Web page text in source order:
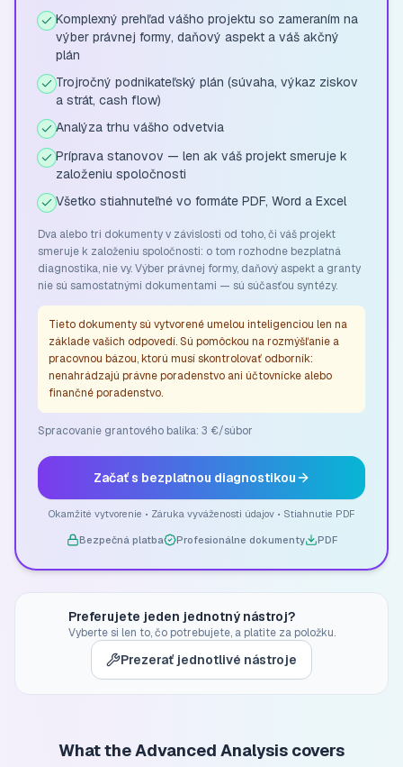
Komplexný prehľad vášho projektu so zameraním na
výber právnej formy, daňový aspekt a váš akčný
plán
Trojročný podnikateľský plán (súvaha, výkaz ziskov
a strát, cash flow)
Analýza trhu vášho odvetvia
Príprava stanovov — len ak váš projekt smeruje k
založeniu spoločnosti
Všetko stiahnuteľné vo formáte PDF, Word a Excel
Dva alebo tri dokumenty v závislosti od toho, či váš projekt
smeruje k založeniu spoločnosti: o tom rozhodne bezplatná
diagnostika, nie vy. Výber právnej formy, daňový aspekt a granty
nie sú samostatnými dokumentami — sú súčasťou syntézy.
Tieto dokumenty sú vytvorené umelou inteligenciou len na
základe vašich odpovedí. Sú pomôckou na rozmýšľanie a
pracovnou bázou, ktorú musí skontrolovať odborník:
nenahrádzajú právne poradenstvo ani účtovnícke alebo
finančné poradenstvo.
Spracovanie grantového balíka: 3 €/súbor
Začať s bezplatnou diagnostikou
Okamžité vytvorenie • Záruka vyváženosti údajov • Stiahnutie PDF
Bezpečná platba Profesionálne dokumenty PDF
Preferujete jeden jednotný nástroj?
Vyberte si len to, čo potrebujete, a platite za položku.
Prezerať jednotlivé nástroje
What the Advanced Analysis covers